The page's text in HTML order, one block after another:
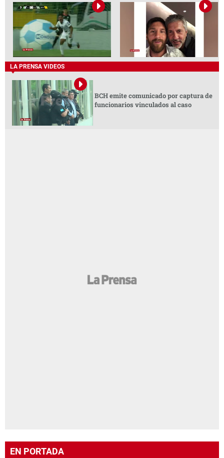
LA PRENSA VIDEOS
BCH emite comunicado por captura de
funcionarios vinculados al caso
EN PORTADA